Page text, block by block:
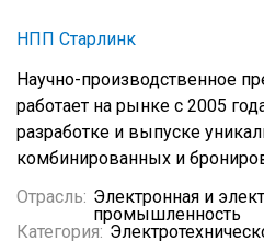
НПП Старлинк
Научно-производственное
работает на рынке с 2005
разработке и выпуске
комбинированных и
Отрасль: Электронная и
промышленность
Категория: